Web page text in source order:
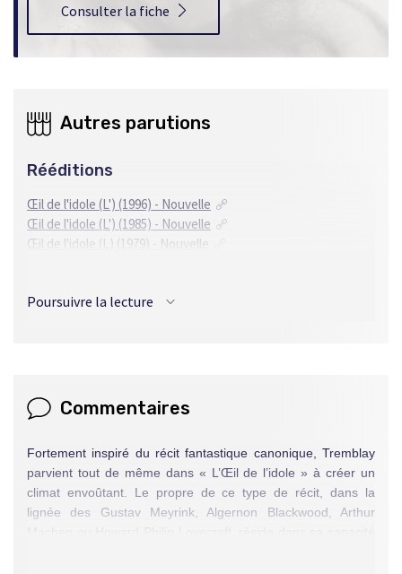
Consulter la fiche
Autres parutions
Rééditions
Œil de l'idole (L') (1996) - Nouvelle
Œil de l'idole (L') (1985) - Nouvelle
Œil de l'idole (L) (1979) - Nouvelle
Traductions
Poursuivre la lecture
Commentaires
Fortement inspiré du récit fantastique canonique, Tremblay
parvient tout de même dans « L’Œil de l’idole » à créer un
climat envoûtant. Le propre de ce type de récit, dans la
lignée des Gustav Meyrink, Algernon Blackwood, Arthur